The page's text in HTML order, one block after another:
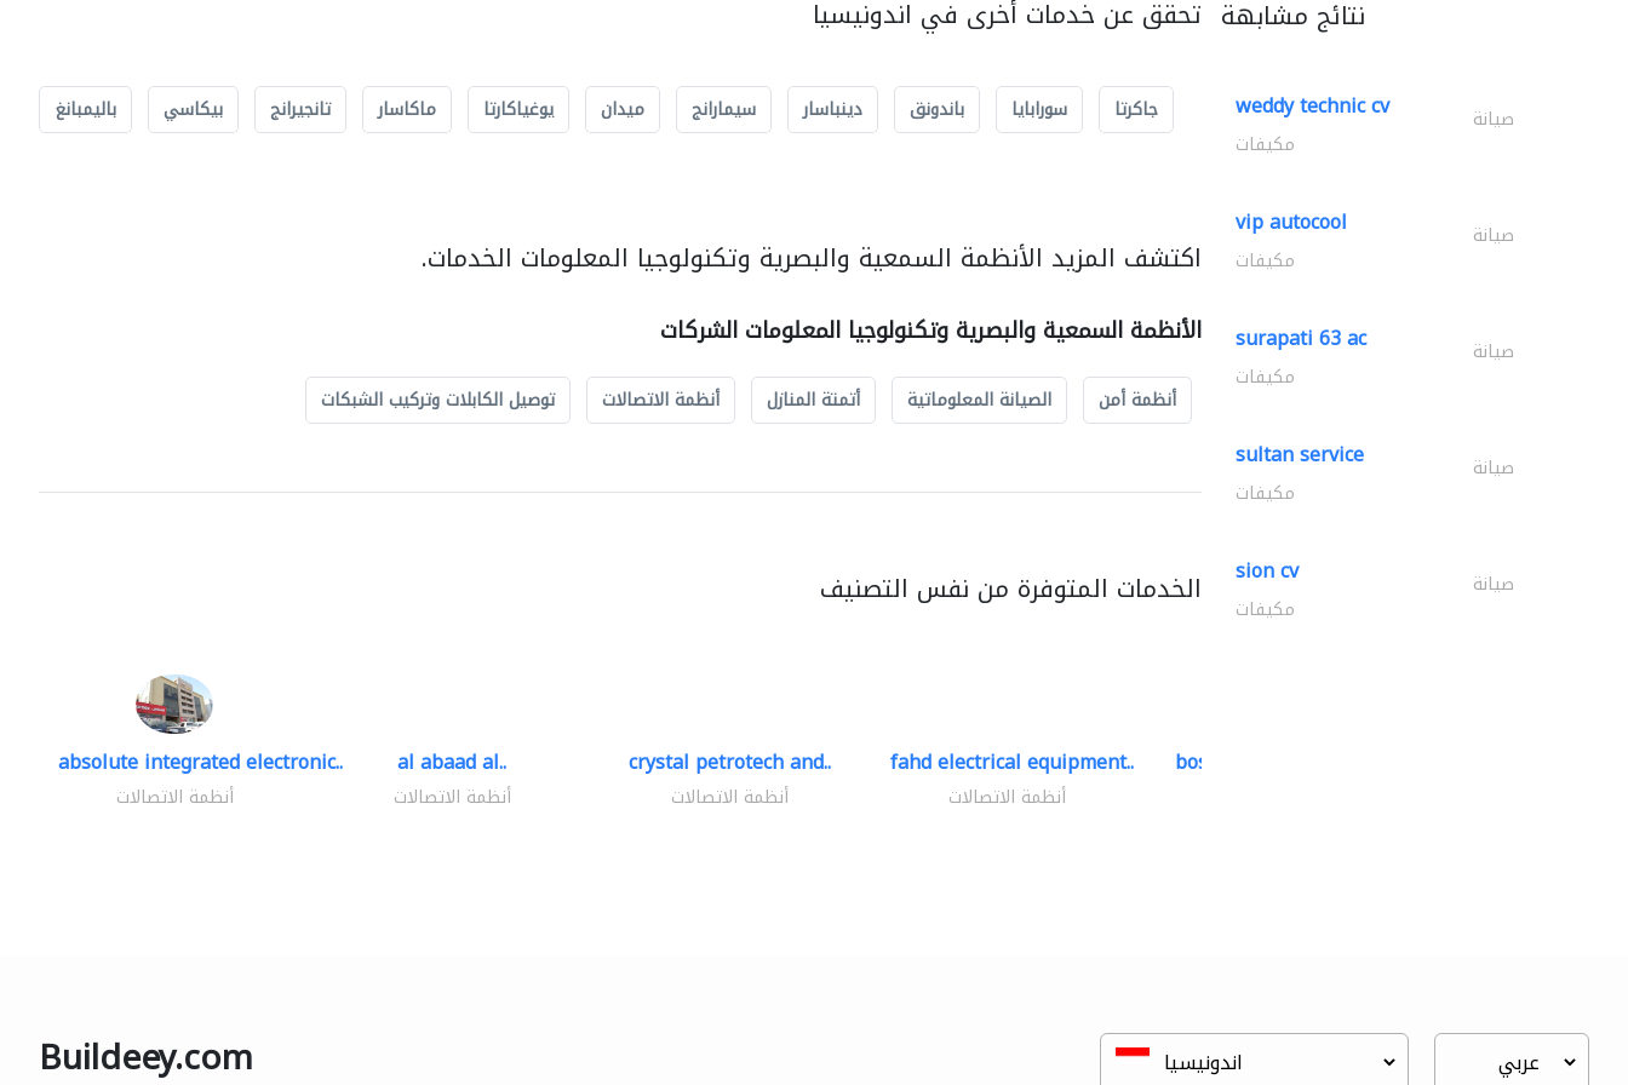
تحقق عن خدمات أخرى في اندونيسيا
جاكرتا سورابايا باندونق دينباسار سيمارانج ميدان يوغياكارتا ماكاسار تانجيرانج بيكاسي باليمبانغ
اكتشف المزيد الأنظمة السمعية والبصرية وتكنولوجيا المعلومات الخدمات.
الأنظمة السمعية والبصرية وتكنولوجيا المعلومات الشركات
أنظمة أمن الصيانة المعلوماتية أتمتة المنازل أنظمة الاتصالات توصيل الكابلات وتركيب الشبكات
الخدمات المتوفرة من نفس التصنيف
absolute integrated electronic..
أنظمة الاتصالات
al abaad al..
أنظمة الاتصالات
crystal petrotech and..
أنظمة الاتصالات
fahd electrical equipment..
أنظمة الاتصالات
bosch security systems..
نتائج مشابهة
weddy technic cv صيانة
مكيفات
vip autocool صيانة
مكيفات
surapati 63 ac صيانة
مكيفات
sultan service صيانة
مكيفات
sion cv صيانة
مكيفات
Buildeey.com